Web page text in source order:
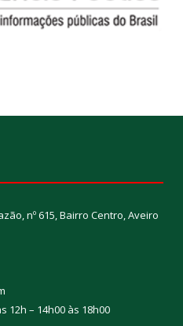
nº 615, Bairro Centro, Aveiro
12h – 14h00 às 18h00